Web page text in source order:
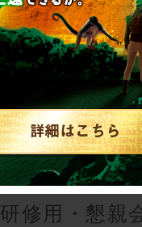
リアル脱
ゲーム
研修・懇
会
研修用・懇親